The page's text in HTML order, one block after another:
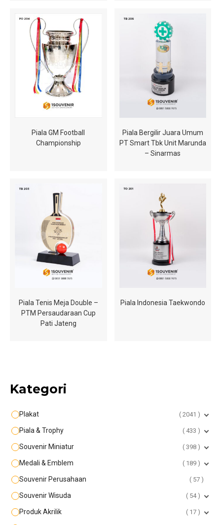
Piala GM Football
Championship
Piala Bergilir Juara Umum
PT Smart Tbk Unit Marunda
– Sinarmas
Piala Tenis Meja Double –
PTM Persaudaraan Cup
Pati Jateng
Piala Indonesia Taekwondo
Kategori
Plakat 2041
Piala & Trophy 433
Souvenir Miniatur 398
Medali & Emblem 189
Souvenir Perusahaan 57
Souvenir Wisuda 54
Produk Akrilik 17